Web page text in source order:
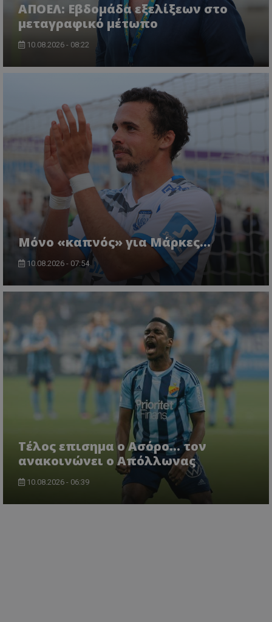
ΑΠΟΕΛ: Εβδομάδα εξελίξεων στο
μεταγραφικό μέτωπο
10.08.2026 - 08:22
Μόνο «καπνός» για Μάρκες…
10.08.2026 - 07:54
Tέλος επισημα ο Ασόρο... τον
ανακοινώνει ο Απόλλωνας
10.08.2026 - 06:39